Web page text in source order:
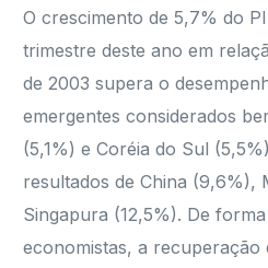
O crescimento de 5,7% do
trimestre deste ano em
de 2003 supera o
emergentes considerados
(5,1%) e Coréia do Sul
resultados de China (9,6%),
Singapura (12,5%). De
economistas, a recuperação